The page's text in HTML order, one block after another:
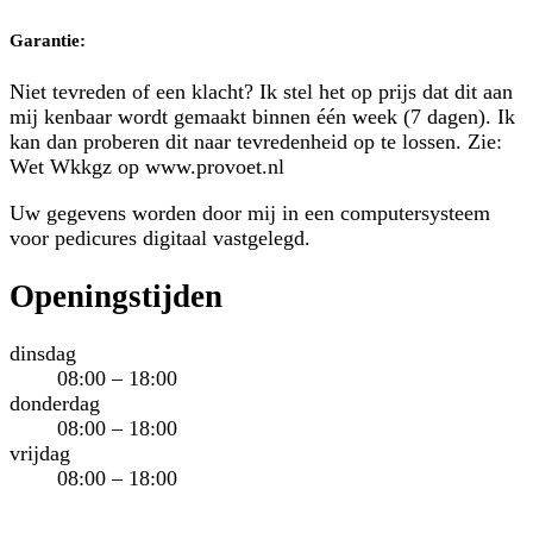
Garantie:
Niet tevreden of een klacht? Ik stel het op prijs dat dit aan
mij kenbaar wordt gemaakt binnen één week (7 dagen). Ik
kan dan proberen dit naar tevredenheid op te lossen. Zie:
Wet Wkkgz op www.provoet.nl
Uw gegevens worden door mij in een computersysteem
voor pedicures digitaal vastgelegd.
Openingstijden
dinsdag
08:00 – 18:00
donderdag
08:00 – 18:00
vrijdag
08:00 – 18:00